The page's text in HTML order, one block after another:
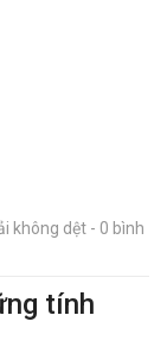
không dệt - 0 bình
tính